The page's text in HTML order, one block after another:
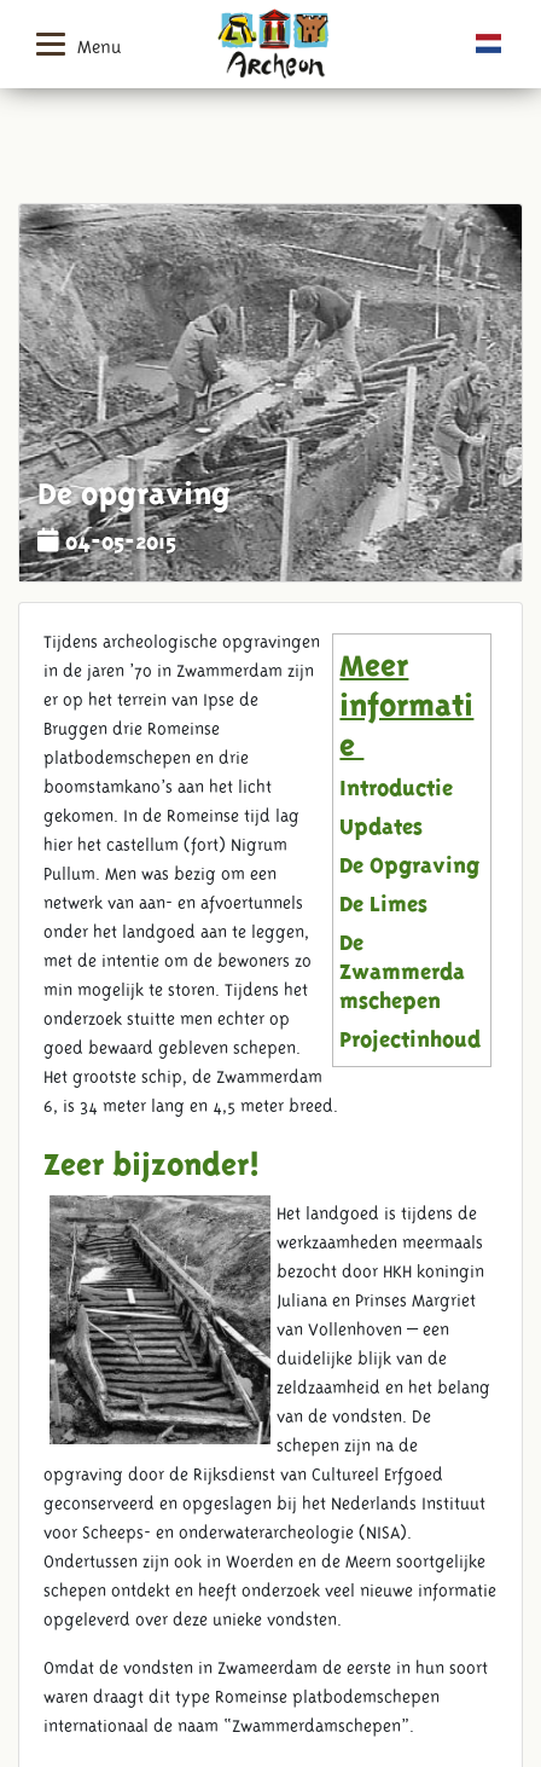
Menu
De opgraving
04-05-2015
Meer
informati
e
Introductie
Updates
De Opgraving
De Limes
De
Zwammerda
mschepen
Projectinhoud
Tijdens archeologische opgravingen
in de jaren ’70 in Zwammerdam zijn
er op het terrein van Ipse de
Bruggen drie Romeinse
platbodemschepen en drie
boomstamkano’s aan het licht
gekomen. In de Romeinse tijd lag
hier het castellum (fort) Nigrum
Pullum. Men was bezig om een
netwerk van aan- en afvoertunnels
onder het landgoed aan te leggen,
met de intentie om de bewoners zo
min mogelijk te storen. Tijdens het
onderzoek stuitte men echter op
goed bewaard gebleven schepen.
Het grootste schip, de Zwammerdam
6, is 34 meter lang en 4,5 meter breed.
Zeer bijzonder!
Het landgoed is tijdens de
werkzaamheden meermaals
bezocht door HKH koningin
Juliana en Prinses Margriet
van Vollenhoven – een
duidelijke blijk van de
zeldzaamheid en het belang
van de vondsten. De
schepen zijn na de
opgraving door de Rijksdienst van Cultureel Erfgoed
geconserveerd en opgeslagen bij het Nederlands Instituut
voor Scheeps- en onderwaterarcheologie (NISA).
Ondertussen zijn ook in Woerden en de Meern soortgelijke
schepen ontdekt en heeft onderzoek veel nieuwe informatie
opgeleverd over deze unieke vondsten.
Omdat de vondsten in Zwameerdam de eerste in hun soort
waren draagt dit type Romeinse platbodemschepen
internationaal de naam “Zwammerdamschepen”.